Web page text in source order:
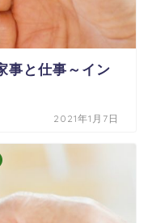
事と仕事～イン
2021年1月7日